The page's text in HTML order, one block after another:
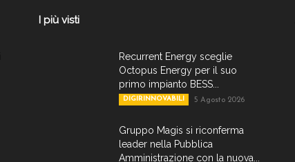
I più visti
Recurrent Energy sceglie
Octopus Energy per il suo
primo impianto BESS...
DIGIRINNOVABILI 5 Agosto 2026
Gruppo Magis si riconferma
leader nella Pubblica
Amministrazione con la nuova...